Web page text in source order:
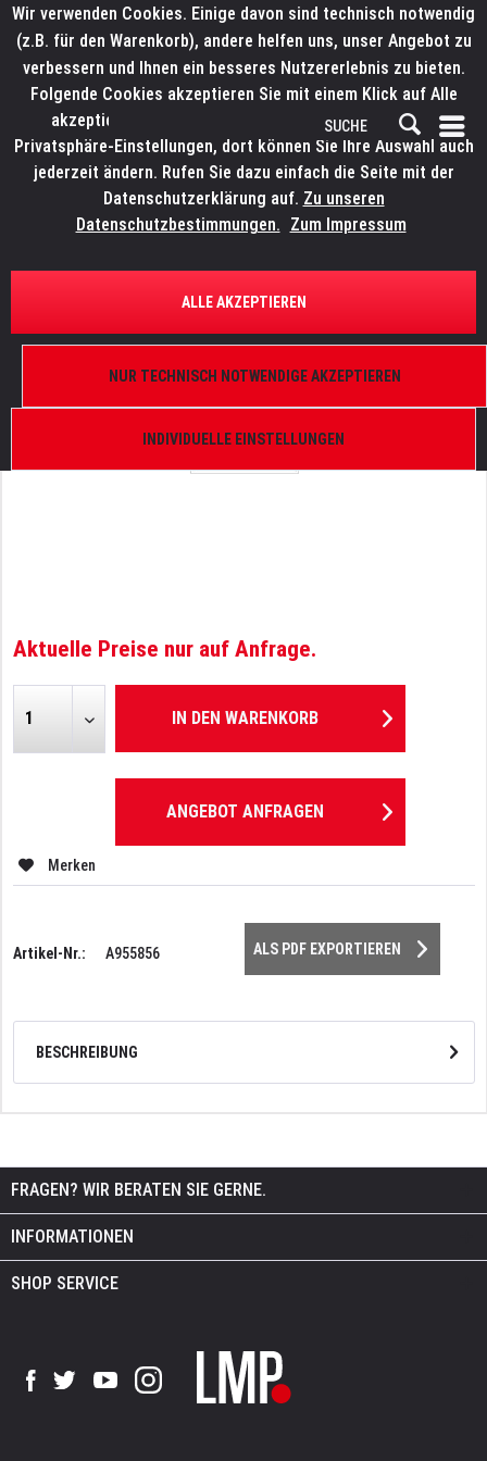
ÜBERSICHT ERSATZTEILE
LITECRAFT PowerBarX.15 V2
Aktuelle Preise nur auf Anfrage.
IN DEN WARENKORB
ANGEBOT ANFRAGEN
Merken
Artikel-Nr.: A955856 ALS PDF EXPORTIEREN
BESCHREIBUNG
FRAGEN? WIR BERATEN SIE GERNE.
INFORMATIONEN
SHOP SERVICE
Wir verwenden Cookies. Einige davon sind technisch notwendig
(z.B. für den Warenkorb), andere helfen uns, unser Angebot zu
verbessern und Ihnen ein besseres Nutzererlebnis zu bieten.
Folgende Cookies akzeptieren Sie mit einem Klick auf Alle
akzeptieren. Weitere Informationen finden Sie in den
Privatsphäre-Einstellungen, dort können Sie Ihre Auswahl auch
jederzeit ändern. Rufen Sie dazu einfach die Seite mit der
Datenschutzerklärung auf. Zu unseren
Datenschutzbestimmungen. Zum Impressum
INDIVIDUELLE EINSTELLUNGEN
NUR TECHNISCH NOTWENDIGE AKZEPTIEREN
ALLE AKZEPTIEREN